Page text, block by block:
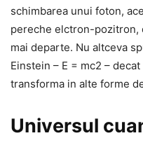
schimbarea unui foton,
pereche elctron-pozitron,
mai departe. Nu altceva
Einstein – E = mc2 –
transforma in alte forme
Universul